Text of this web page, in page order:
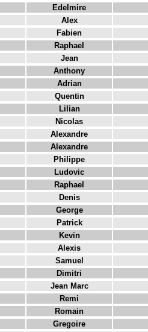
Edelmire
Alex
Fabien
Raphael
Jean
Anthony
Adrian
Quentin
Lilian
Nicolas
Alexandre
Alexandre
Philippe
Ludovic
Raphael
Denis
George
Patrick
Kevin
Alexis
Samuel
Dimitri
Jean Marc
Remi
Romain
Gregoire